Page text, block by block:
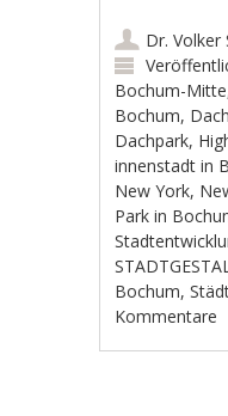
Dr. Volker
Bochum-Mitte
Bochum,
Dachpark,
innenstadt in
New York,
Park in
Bochum,
Kommentare